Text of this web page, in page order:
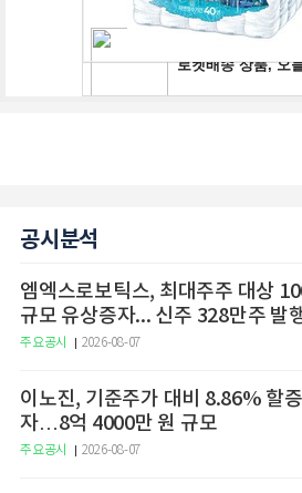
공시분석
엠엑스로보틱스, 최대주주 대상
규모 유상증자... 신주 328만주 발
주요공시 2026-08-07
이노진, 기준주가 대비 8.86% 할
자…8억 4000만 원 규모
주요공시 2026-08-07